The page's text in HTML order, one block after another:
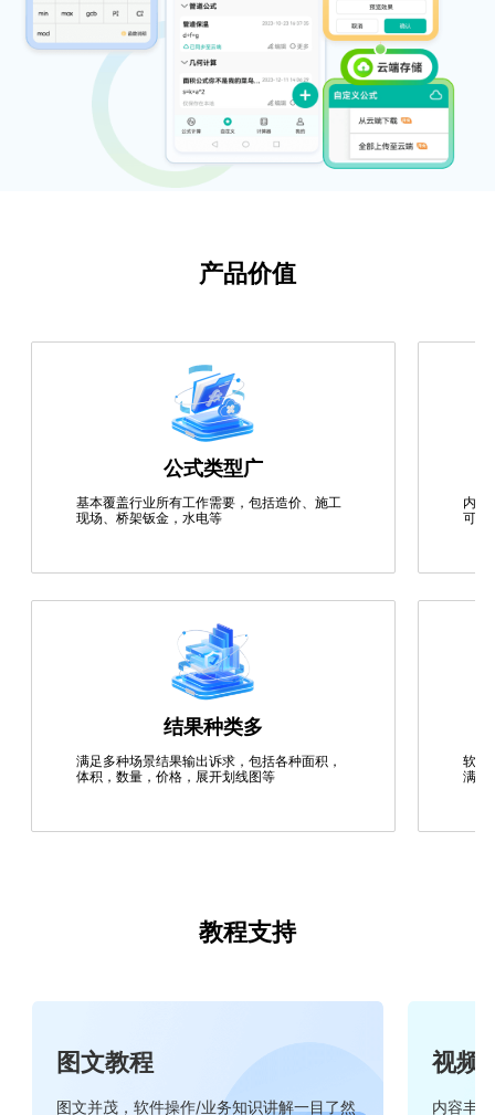
产品价值
公式类型广
基本覆盖行业所有工作需要，包括造价、施工
现场、桥架钣金，水电等
结果种类多
满足多种场景结果输出诉求，包括各种面积，
体积，数量，价格，展开划线图等
内置
可溯
软件
满足
教程支持
图文教程
图文并茂，软件操作/业务知识讲解一目了然
视频
内容丰